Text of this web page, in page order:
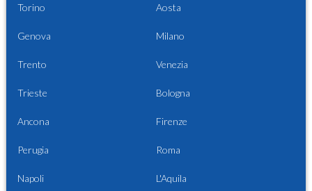
Torino Aosta
Genova Milano
Trento Venezia
Trieste Bologna
Ancona Firenze
Perugia Roma
Napoli L'Aquila